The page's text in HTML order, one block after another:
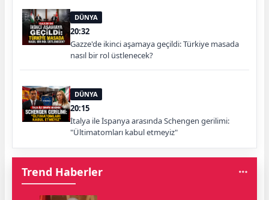
DÜNYA
20:32
Gazze'de ikinci aşamaya geçildi: Türkiye masada
nasıl bir rol üstlenecek?
DÜNYA
20:15
İtalya ile İspanya arasında Schengen gerilimi:
"Ültimatomları kabul etmeyiz"
Trend Haberler